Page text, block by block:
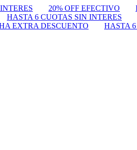
20% OFF EFECTIVO
HASTA 6 CUOTAS SIN INTERES
EXTRA DESCUENTO HASTA